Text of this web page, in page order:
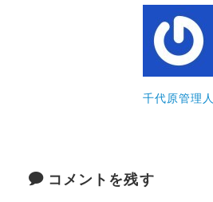
千代原管理人
コメントを残す